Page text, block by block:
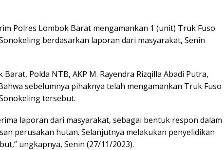
Polres Lombok Barat mengamankan 1 (unit) Truk Fuso
berdasarkan laporan dari masyarakat, Senin
Polda NTB, AKP M. Rayendra Rizqilla Abadi Putra,
sebelumnya pihaknya telah mengamankan Truk Fuso
tersebut.
laporan dari masyarakat, sebagai bentuk respon dalam
perusakan hutan. Selanjutnya melakukan penyelidikan
ungkapnya, Senin (27/11/2023).